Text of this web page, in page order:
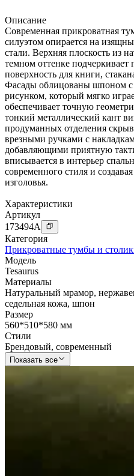
Описание
Современная прикроватная
силуэтом опирается на
стали. Верхняя плоскость из
темном оттенке
поверхность для книги,
Фасады облицованы шпоном
рисунком, который мягко
обеспечивает точную
тонкий металлический кант
продуманных отделения
врезными ручками с
добавляющими приятную
вписывается в интерьер
современного стиля и
изголовья.
Характеристики
Артикул
173494A
Категория
Прикроватные тумбы и
Модель
Tesaurus
Материалы
Натуральный мрамор,
седельная кожа, шпон
Размер
560*510*580 мм
Стили
Брендовый, современный
Показать все